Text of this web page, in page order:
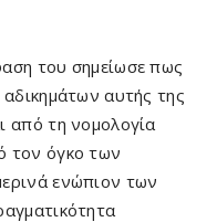
του σημείωσε πως
αυτής της
από τη νομολογία
τον όγκο των
ενώπιον των